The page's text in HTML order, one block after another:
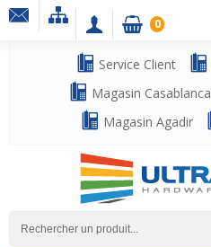
Service Client
Magasin Casablanca
Magasin Agadir
0